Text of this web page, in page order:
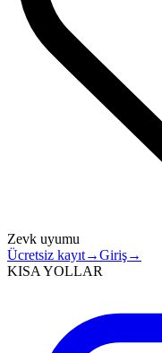
Zevk uyumu
Ücretsiz kayıt→Giriş→
KISA YOLLAR